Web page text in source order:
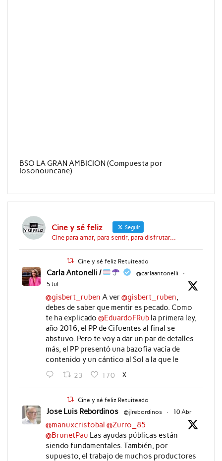
BSO LA GRAN AMBICION (Compuesta por
Iosonouncane)
Cine y sé feliz Seguir
Cine para amar, para sentir, para disfrutar...
Cine y sé feliz Retuiteado
Carla Antonelli / @carlaantonelli
·
5 Jul
@gisbert_ruben A ver@gisbert_ruben
debes de saber que mentir es pecado. Como
te ha explicado @EduardoFRubla primera ley,
año 2016, el PP de Cifuentes al final se
abstuvo. Pero te voy a dar un par de detalles
más, el PP presentó una bazofia vacía de
contenido y un cántico al Sol a la que le
23 170 X
Cine y sé feliz Retuiteado
Jose Luis Rebordinos @jlrebordinos · 10 Abr
@manuxcristobal @Zurro_85
@BrunetPau Las ayudas públicas están
siendo fundamentales. También, por
supuesto, el trabajo de muchos productores